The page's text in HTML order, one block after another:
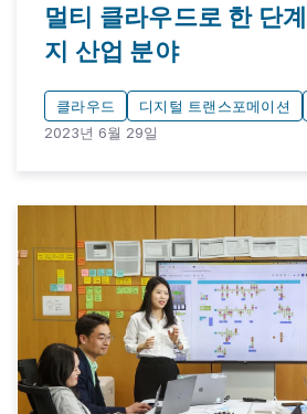
멀티 클라우드로 한 단
지 산업 분야
클라우드 디지털 트랜스포메이션
2023년 6월 29일